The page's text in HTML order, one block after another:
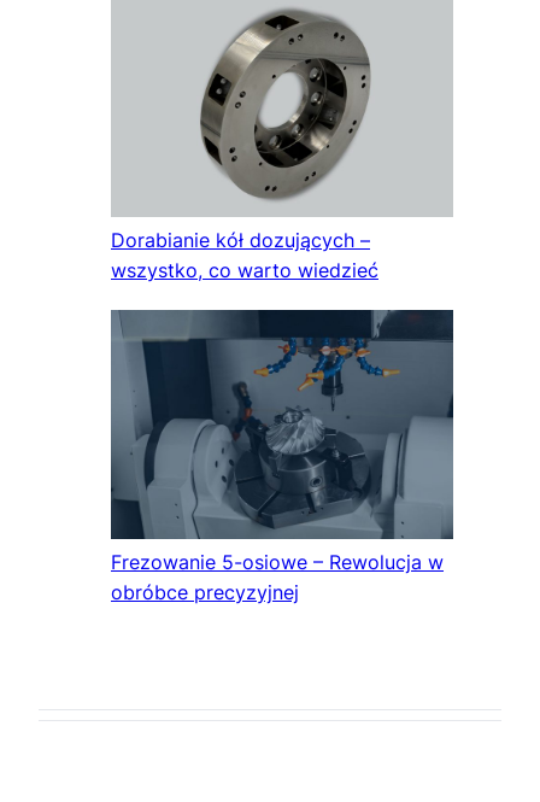
Dorabianie kół dozujących –
wszystko, co warto wiedzieć
Frezowanie 5-osiowe – Rewolucja w
obróbce precyzyjnej